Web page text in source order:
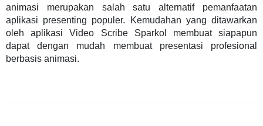
animasi merupakan salah satu alternatif pemanfaatan
aplikasi presenting populer. Kemudahan yang ditawarkan
oleh aplikasi Video Scribe Sparkol membuat siapapun
dapat dengan mudah membuat presentasi profesional
berbasis animasi.